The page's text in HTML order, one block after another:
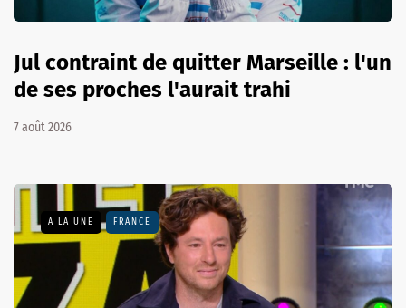
Jul contraint de quitter Marseille : l'un
de ses proches l'aurait trahi
7 août 2026
A LA UNE FRANCE